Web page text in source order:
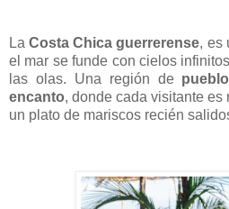
LaCosta Chica guerrerense, es
el mar se funde con cielos
las olas. Una región de
encanto, donde cada visitante
un plato de mariscos recién